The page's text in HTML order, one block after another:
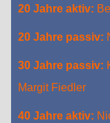
20 Jahre aktiv:
20 Jahre passiv:
30 Jahre passiv:
Margit Fiedler
40 Jahre aktiv: